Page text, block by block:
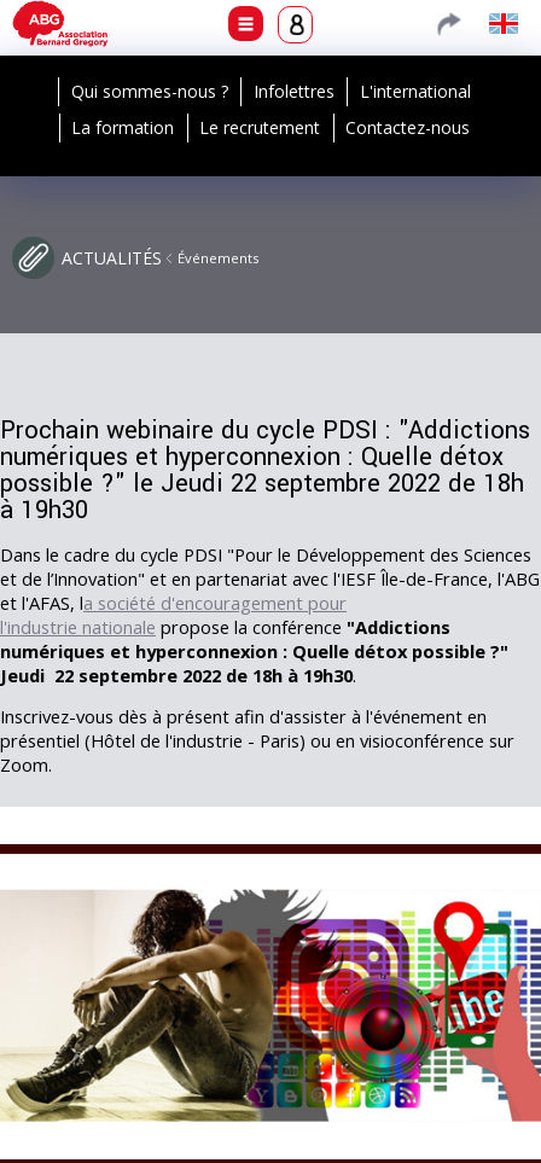
Qui sommes-nous ? Infolettres
L'international
La formation
Le recrutement Contactez-nous
ACTUALITÉS Événements
Prochain webinaire du cycle PDSI : "Addictions
numériques et hyperconnexion : Quelle détox
possible ?" le Jeudi 22 septembre 2022 de 18h
à 19h30
Dans le cadre du cycle PDSI "Pour le Développement des Sciences
et de l’Innovation" et en partenariat avec l'IESF Île-de-France, l'ABG
et l'AFAS, la société d'encouragement pour
l'industrie nationale propose la conférence "Addictions
numériques et hyperconnexion : Quelle détox possible ?"
Jeudi 22 septembre 2022 de 18h à 19h30.
Inscrivez-vous dès à présent afin d'assister à l'événement en
présentiel (Hôtel de l'industrie - Paris) ou en visioconférence sur
Zoom.